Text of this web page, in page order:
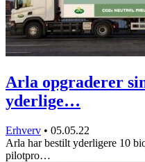
Arla opgraderer
yderlige…
Erhverv • 05.05.22
Arla har bestilt yderligere 10
pilotpro…